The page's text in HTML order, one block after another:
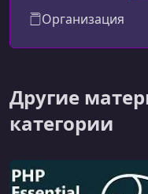
темы.Основные
авторов:
из разных
Организация
Другие
категории